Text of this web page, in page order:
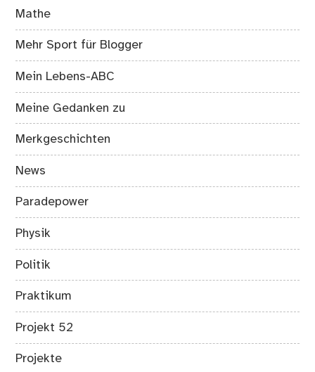
Mathe
Mehr Sport für Blogger
Mein Lebens-ABC
Meine Gedanken zu
Merkgeschichten
News
Paradepower
Physik
Politik
Praktikum
Projekt 52
Projekte